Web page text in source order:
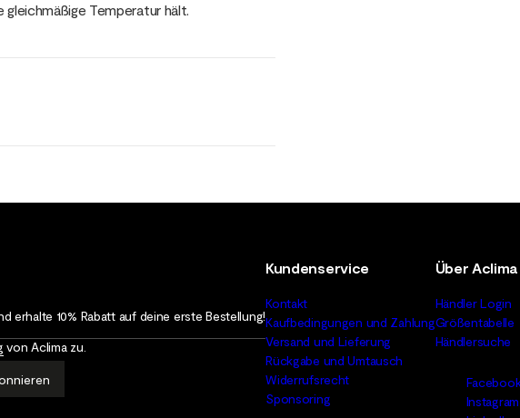
Temperatur hält.
erhalte 10% Rabatt auf deine erste Bestellung!
von Aclima zu.
Kundenservice
Kontakt
Kaufbedingungen und Zahlung
Versand und Lieferung
Rückgabe und Umtausch
Widerrufsrecht
Sponsoring
Über Aclima
Händler Login
Größentabelle
Händlersuche
Instagram